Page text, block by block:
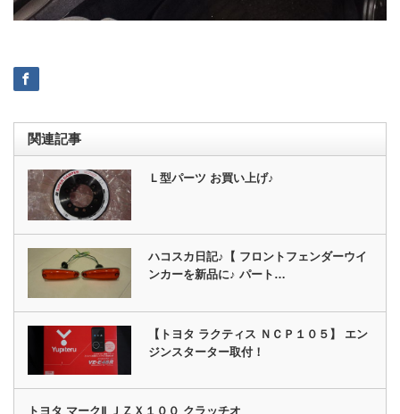
関連記事
Ｌ型パーツ お買い上げ♪
ハコスカ日記♪【 フロントフェンダーウイ
ンカーを新品に♪ パート…
【トヨタ ラクティス ＮＣＰ１０５】 エン
ジンスターター取付！
トヨタ マークⅡ ＪＺＸ１００ クラッチオ